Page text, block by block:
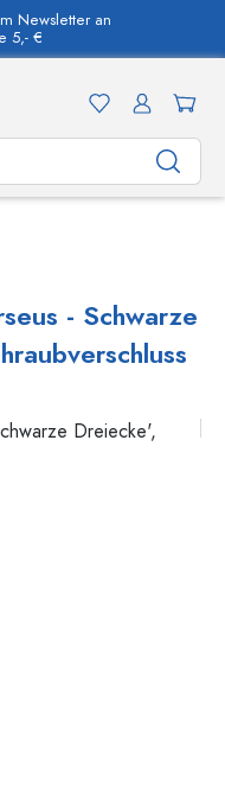
Newsletter an
5,- €
- Schwarze